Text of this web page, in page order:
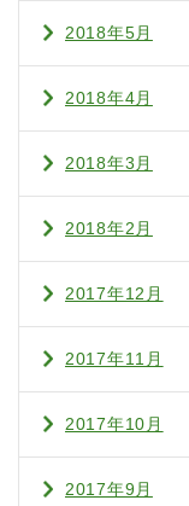
2018年5月
2018年4月
2018年3月
2018年2月
2017年12月
2017年11月
2017年10月
2017年9月